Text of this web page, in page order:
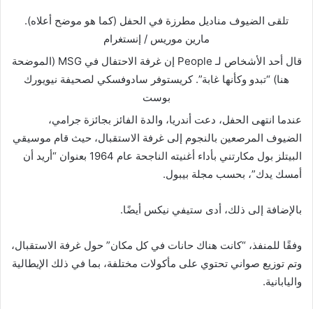
تلقى الضيوف مناديل مطرزة في الحفل (كما هو موضح أعلاه).
مارين موريس / إنستغرام
قال أحد الأشخاص لـ People إن غرفة الاحتفال في MSG (الموضحة
هنا) “تبدو وكأنها غابة”.كريستوفر سادوفسكي لصحيفة نيويورك
بوست
عندما انتهى الحفل، دعت أندريا، والدة الفائز بجائزة جرامي،
الضيوف المرصعين بالنجوم إلى غرفة الاستقبال، حيث قام موسيقي
البيتلز بول مكارتني بأداء أغنيته الناجحة عام 1964 بعنوان “أريد أن
أمسك يدك”، بحسب مجلة بيبول.
بالإضافة إلى ذلك، أدى ستيفي نيكس أيضًا.
وفقًا للمنفذ، “كانت هناك حانات في كل مكان” حول غرفة الاستقبال،
وتم توزيع صواني تحتوي على مأكولات مختلفة، بما في ذلك الإيطالية
واليابانية.